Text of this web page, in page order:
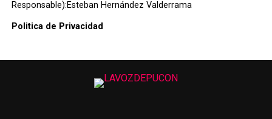
Responsable):Esteban Hernández Valderrama
Politica de Privacidad